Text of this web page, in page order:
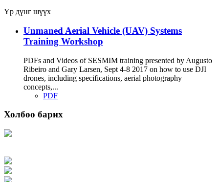
Үр дүнг шүүх
Unmaned Aerial Vehicle (UAV) Systems
Training Workshop
PDFs and Videos of SESMIM training presented by Augusto
Ribeiro and Gary Larsen, Sept 4-8 2017 on how to use DJI
drones, including specifications, aerial photography
concepts,...
PDF
Холбоо барих